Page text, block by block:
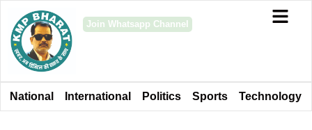
Join Whatsapp Channel
National International Politics Sports Technology